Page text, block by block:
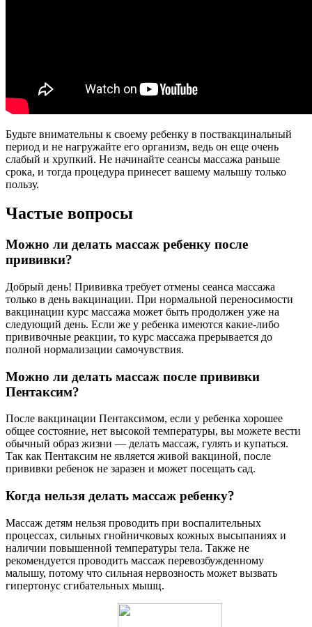
Будьте внимательны к своему ребенку в поствакцинальный
период и не нагружайте его организм, ведь он еще очень
слабый и хрупкий. Не начинайте сеансы массажа раньше
срока, и тогда процедура принесет вашему малышу только
пользу.
Частые вопросы
Можно ли делать массаж ребенку после
прививки?
Добрый день! Прививка требует отмены сеанса массажа
только в день вакцинации. При нормальной переносимости
вакцинации курс массажа может быть продолжен уже на
следующий день. Если же у ребенка имеются какие-либо
прививочные реакции, то курс массажа прерывается до
полной нормализации самочувствия.
Можно ли делать массаж после прививки
Пентаксим?
После вакцинации Пентаксимом, если у ребенка хорошее
общее состояние, нет высокой температуры, вы можете вести
обычный образ жизни — делать массаж, гулять и купаться.
Так как Пентаксим не является живой вакциной, после
прививки ребенок не заразен и может посещать сад.
Когда нельзя делать массаж ребенку?
Массаж детям нельзя проводить при воспалительных
процессах, сильных гнойничковых кожных высыпаниях и
наличии повышенной температуры тела. Также не
рекомендуется проводить массаж перевозбужденному
малышу, потому что сильная нервозность может вызвать
гипертонус сгибательных мышц.